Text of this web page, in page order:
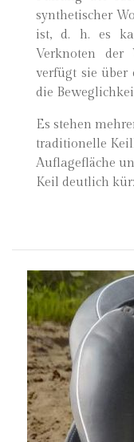
synthetischer
ist, d. h. es
Verknoten der
verfügt sie über
die
Es stehen
traditionelle
Auflagefläche
Keil deutlich